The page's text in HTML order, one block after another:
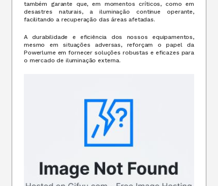
também garante que, em momentos críticos, como em
desastres naturais, a iluminação continue operante,
facilitando a recuperação das áreas afetadas.
A durabilidade e eficiência dos nossos equipamentos,
mesmo em situações adversas, reforçam o papel da
Powerlume em fornecer soluções robustas e eficazes para
o mercado de iluminação externa.